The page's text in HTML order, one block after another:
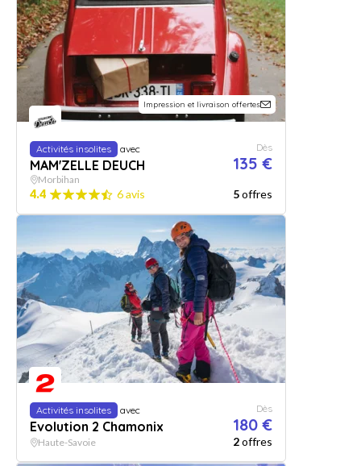
Impression et livraison offertes
Activités insolites avec
MAM'ZELLE DEUCH
Dès
135 €
Morbihan
4.4 6 avis 5offres
Activités insolites avec
Evolution 2 Chamonix
Dès
180 €
Haute-Savoie 2offres